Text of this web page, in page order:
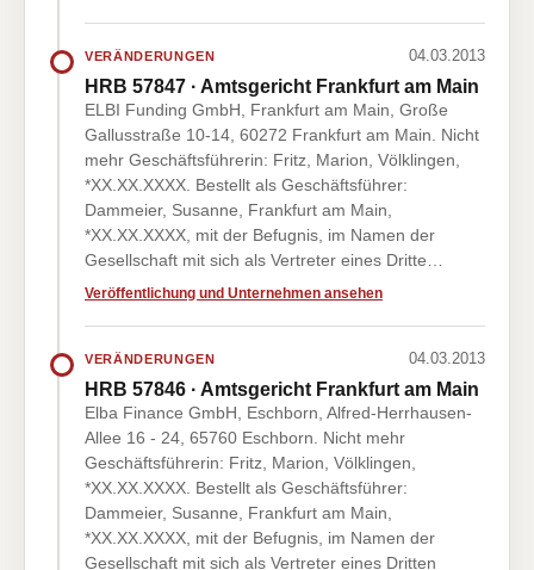
VERÄNDERUNGEN 04.03.2013
HRB 57847 · Amtsgericht Frankfurt am Main
ELBI Funding GmbH, Frankfurt am Main, Große
Gallusstraße 10-14, 60272 Frankfurt am Main. Nicht
mehr Geschäftsführerin: Fritz, Marion, Völklingen,
*XX.XX.XXXX. Bestellt als Geschäftsführer:
Dammeier, Susanne, Frankfurt am Main,
*XX.XX.XXXX, mit der Befugnis, im Namen der
Gesellschaft mit sich als Vertreter eines Dritte…
Veröffentlichung und Unternehmen ansehen
VERÄNDERUNGEN 04.03.2013
HRB 57846 · Amtsgericht Frankfurt am Main
Elba Finance GmbH, Eschborn, Alfred-Herrhausen-
Allee 16 - 24, 65760 Eschborn. Nicht mehr
Geschäftsführerin: Fritz, Marion, Völklingen,
*XX.XX.XXXX. Bestellt als Geschäftsführer:
Dammeier, Susanne, Frankfurt am Main,
*XX.XX.XXXX, mit der Befugnis, im Namen der
Gesellschaft mit sich als Vertreter eines Dritten